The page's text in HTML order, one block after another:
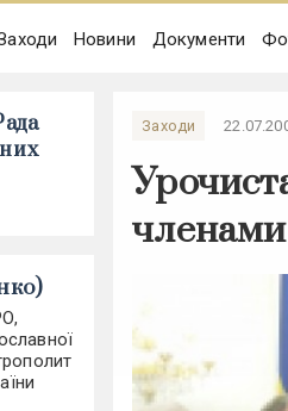
Новини Документи
Заходи
членами